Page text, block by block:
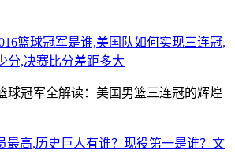
篮球冠军是谁,美国队如何实现三连冠,
分,决赛比分差距多大
球冠军全解读：美国男篮三连冠的辉煌
最高,历史巨人有谁？现役第一是谁？文